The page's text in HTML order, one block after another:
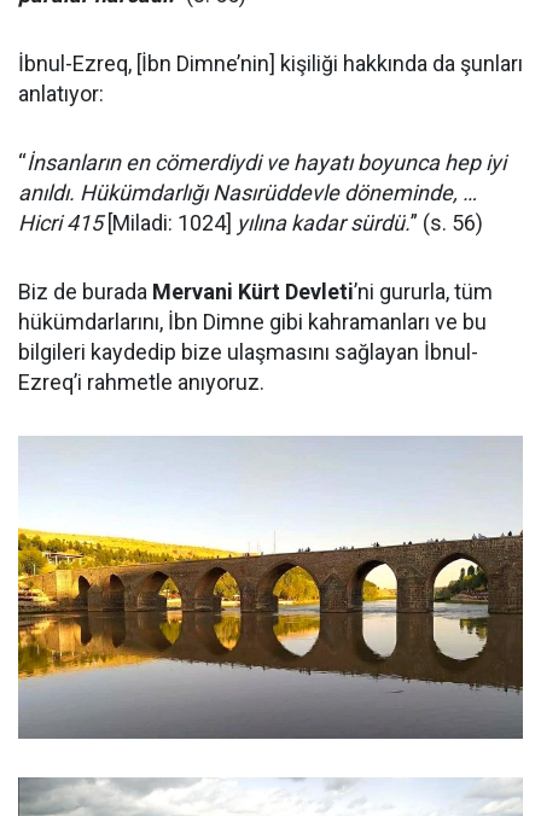
İbnul-Ezreq, [İbn Dimne’nin] kişiliği hakkında da şunları
anlatıyor:
“İnsanların en cömerdiydi ve hayatı boyunca hep iyi
anıldı. Hükümdarlığı Nasırüddevle döneminde, …
Hicri 415[Miladi: 1024] yılına kadar sürdü.” (s. 56)
Biz de burada Mervani Kürt Devleti’ni gururla, tüm
hükümdarlarını, İbn Dimne gibi kahramanları ve bu
bilgileri kaydedip bize ulaşmasını sağlayan İbnul-
Ezreq’i rahmetle anıyoruz.